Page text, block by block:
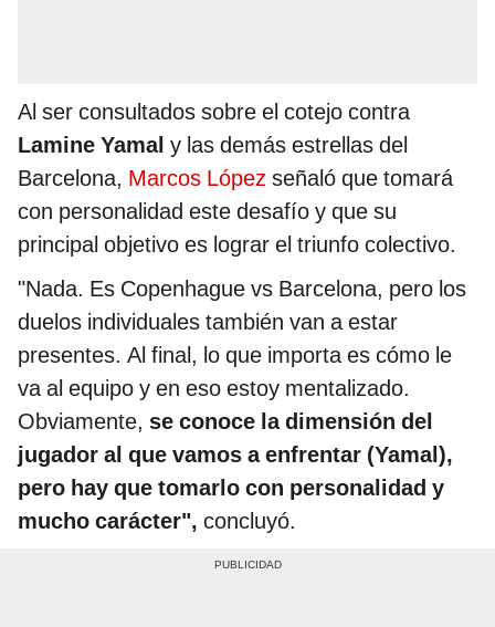
Al ser consultados sobre el cotejo contra
Lamine Yamal y las demás estrellas del
Barcelona, Marcos López señaló que tomará
con personalidad este desafío y que su
principal objetivo es lograr el triunfo colectivo.
"Nada. Es Copenhague vs Barcelona, pero los
duelos individuales también van a estar
presentes. Al final, lo que importa es cómo le
va al equipo y en eso estoy mentalizado.
Obviamente, se conoce la dimensión del
jugador al que vamos a enfrentar (Yamal),
pero hay que tomarlo con personalidad y
mucho carácter", concluyó.